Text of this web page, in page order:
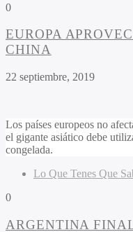
0
EUROPA
CHINA
22 septiembre, 2019
Los países europeos no
el gigante asiático debe
congelada.
Lo Que Tenes Que
0
ARGENTINA